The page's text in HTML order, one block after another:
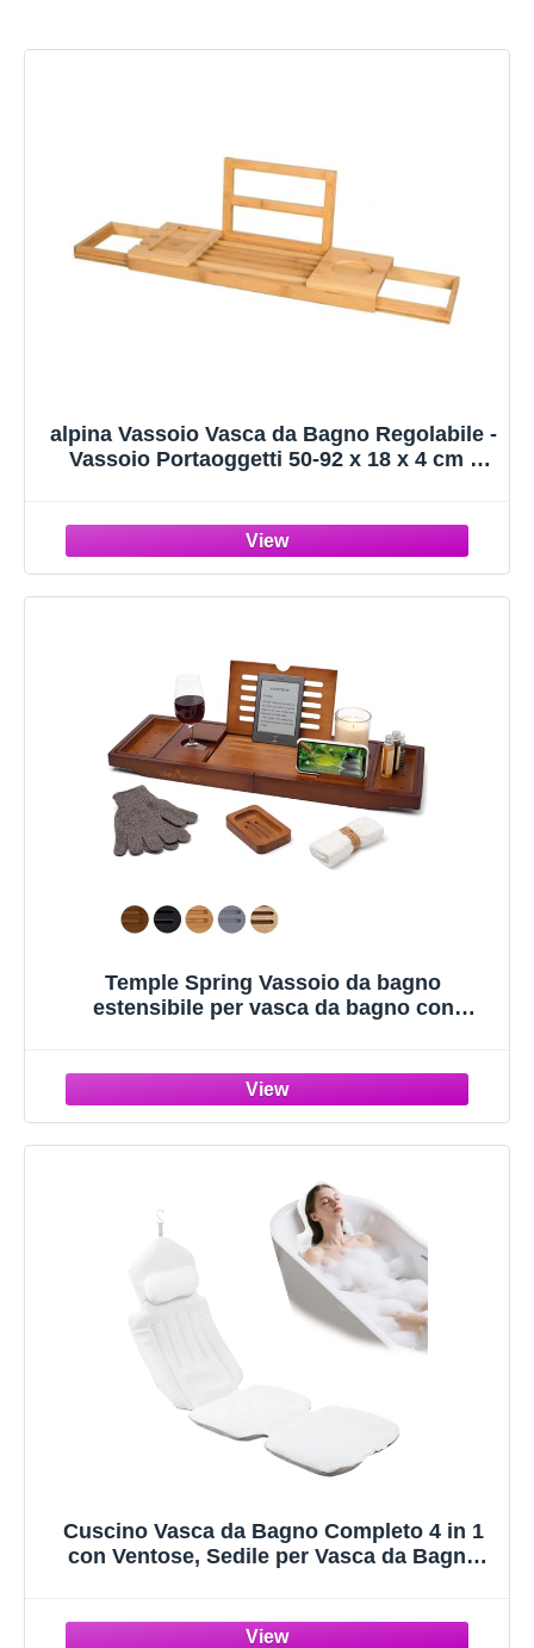
alpina Vassoio Vasca da Bagno Regolabile -
Vassoio Portaoggetti 50-92 x 18 x 4 cm -
Bicchieri - Accessori Bagno
Temple Spring Vassoio da bagno
estensibile per vasca da bagno con
regolabile in bambù sopra gli accessori
vasca-Marrone
Cuscino Vasca da Bagno Completo 4 in 1
con Ventose, Sedile per Vasca da Bagno